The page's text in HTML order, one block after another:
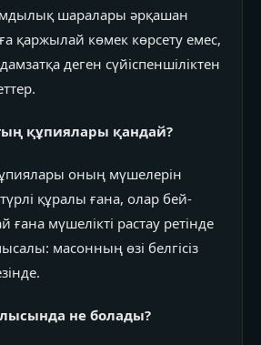
шаралары әрқашан
қаржылай көмек көрсету емес,
деген сүйіспеншіліктен
құпиялары қандай?
оның мүшелерін
құралы ғана, олар бей-
ғана мүшелікті растау ретінде
масонның өзі белгісіз
не болады?